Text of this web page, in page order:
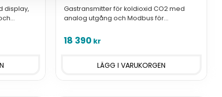
display,
Gastransmitter för koldioxid CO2 med
analog utgång och Modbus för
18 390 kr